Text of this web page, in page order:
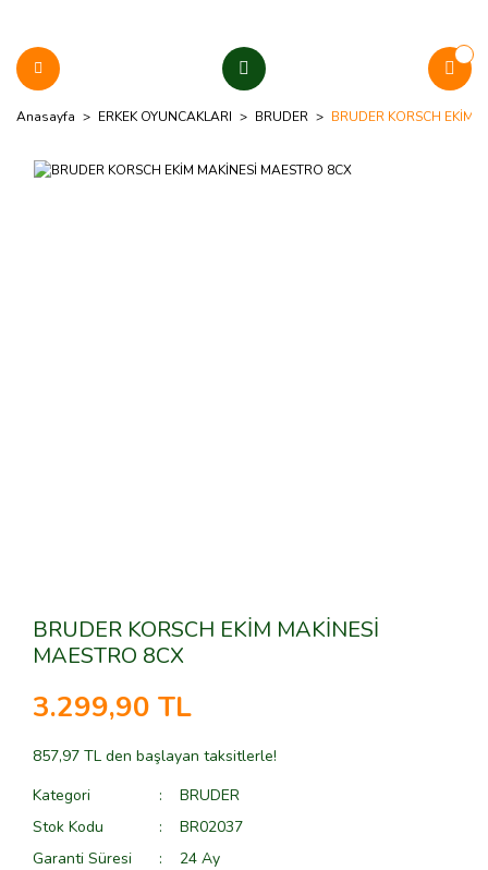
Anasayfa ERKEK OYUNCAKLARI BRUDER BRUDER KORSCH EKİM
BRUDER KORSCH EKİM MAKİNESİ
MAESTRO 8CX
3.299,90 TL
857,97 TL den başlayan taksitlerle!
Kategori
BRUDER
Stok Kodu
BR02037
Garanti Süresi
24 Ay